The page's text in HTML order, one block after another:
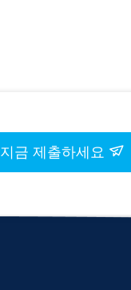
지금 제출하세요